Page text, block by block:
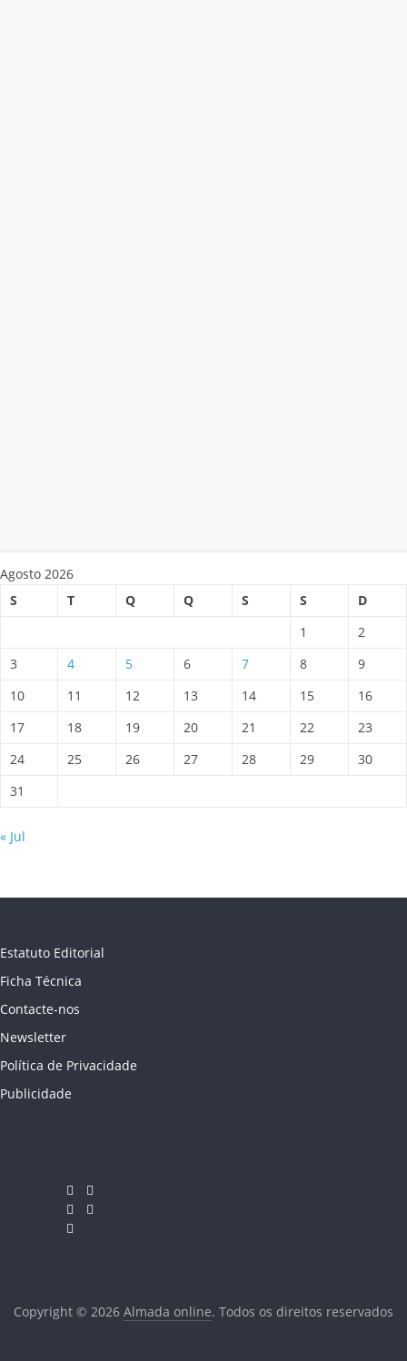
Agosto 2026
S
T Q Q S S
D
1
2
3
4 5 6 7 8
9
10
11 12 13 14 15
16
17
18 19 20 21 22
23
24
25 26 27 28 29
30
31
« Jul
Estatuto Editorial
Ficha Técnica
Contacte-nos
Newsletter
Política de Privacidade
Publicidade
Copyright © 2026 Almada online. Todos os direitos reservados